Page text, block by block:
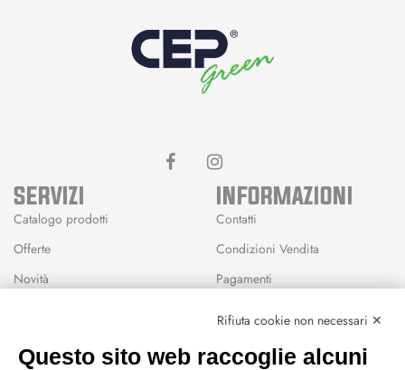
SERVIZI
Catalogo prodotti
Offerte
Novità
INFORMAZIONI
Contatti
Condizioni Vendita
Pagamenti
Rifiuta cookie non necessari ✕
Questo sito web raccoglie alcuni